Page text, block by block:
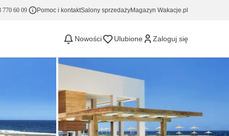
770 60 09 Pomoc i kontaktSalony sprzedażyMagazyn Wakacje.pl
Nowości Ulubione Zaloguj się